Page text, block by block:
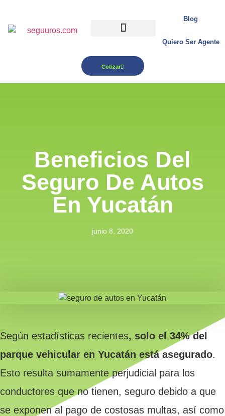
Blog
Quiero Ser Agente
Cotizar
Beneficios Del
Seguro De Autos
En Yucatán
junio 8, 2020
Según estadísticas recientes, solo el 34% del
parque vehicular en Yucatán está asegurado.
Esto resulta sumamente perjudicial para los
conductores que no tienen, seguro debido a que
se exponen al pago de costosas multas, así como